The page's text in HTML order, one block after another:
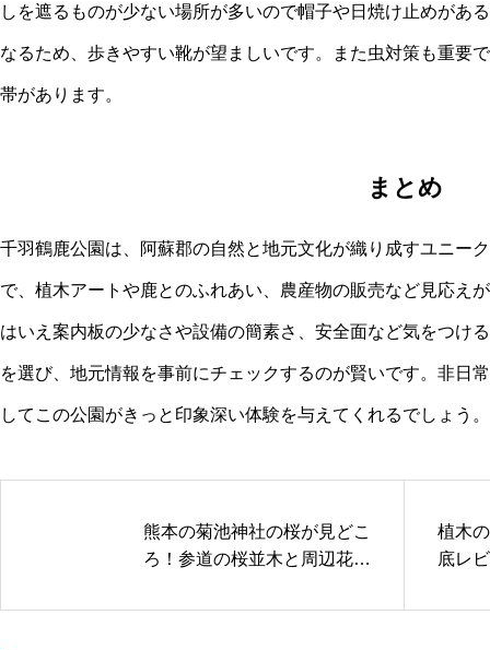
しを遮るものが少ない場所が多いので帽子や日焼け止めがあ
なるため、歩きやすい靴が望ましいです。また虫対策も重要
帯があります。
まとめ
千羽鶴鹿公園は、阿蘇郡の自然と地元文化が織り成すユニー
で、植木アートや鹿とのふれあい、農産物の販売など見応え
はいえ案内板の少なさや設備の簡素さ、安全面など気をつけ
を選び、地元情報を事前にチェックするのが賢いです。非日
してこの公園がきっと印象深い体験を与えてくれるでしょう。
熊本の菊池神社の桜が見どこ
ろ！参道の桜並木と周辺花見
植木
底レ